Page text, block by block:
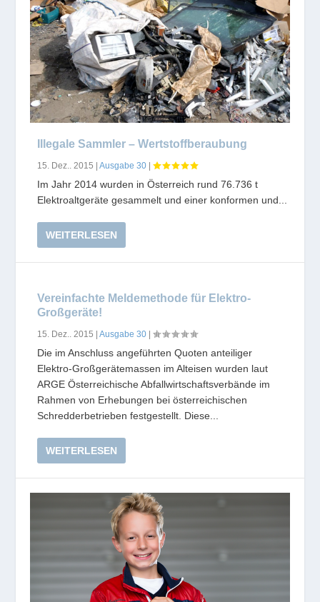
Illegale Sammler – Wertstoffberaubung
15. Dez.. 2015 |Ausgabe 30 |
Im Jahr 2014 wurden in Österreich rund 76.736 t
Elektroaltgeräte gesammelt und einer konformen und...
WEITERLESEN
Vereinfachte Meldemethode für Elektro-
Großgeräte!
15. Dez.. 2015 |Ausgabe 30 |
Die im Anschluss angeführten Quoten anteiliger
Elektro-Großgerätemassen im Alteisen wurden laut
ARGE Österreichische Abfallwirtschaftsverbände im
Rahmen von Erhebungen bei österreichischen
Schredderbetrieben festgestellt. Diese...
WEITERLESEN